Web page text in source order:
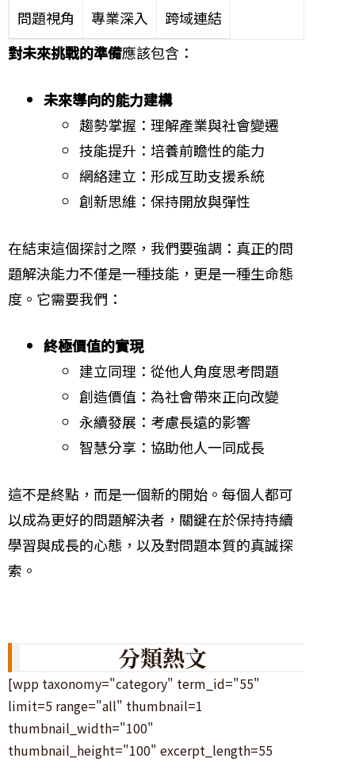
問題視角 專業深入
跨域連結
對未來挑戰的準備應該包含：
未來導向的能力建構
趨勢掌握：理解產業與社會變遷
技能提升：培養前瞻性的能力
網絡建立：形成互助支援系統
創新思維：保持開放與彈性
在結束這個探討之際，我們要強調：真正的問
題解決能力不僅是一種技能，更是一種生命態
度。它需要我們：
終極價值的實現
建立同理：從他人角度思考問題
創造價值：為社會帶來正向改變
永續發展：考慮長遠的影響
智慧分享：協助他人一同成長
這不是終點，而是一個新的開始。每個人都可
以成為更好的問題解決者，關鍵在於保持持續
學習與成長的心態，以及對問題本質的真誠探
索。
分類熱文
[wpp taxonomy="category" term_id="55"
limit=5 range="all" thumbnail=1
thumbnail_width="100"
thumbnail_height="100" excerpt_length=55